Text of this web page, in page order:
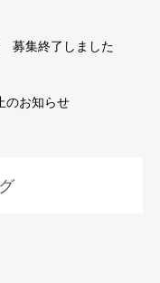
募集終了しました
のお知らせ